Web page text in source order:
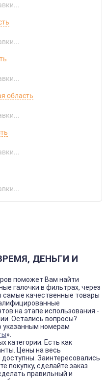
область
ДЕНЬГИ И
поможет Вам найти
галочки в фильтрах, через
самые качественные товары
на этапе использования -
Остались вопросы?
указанным номерам
».
категории. Есть как
Цены на весь
Заинтересовались
покупку, сделайте заказ
правильный и